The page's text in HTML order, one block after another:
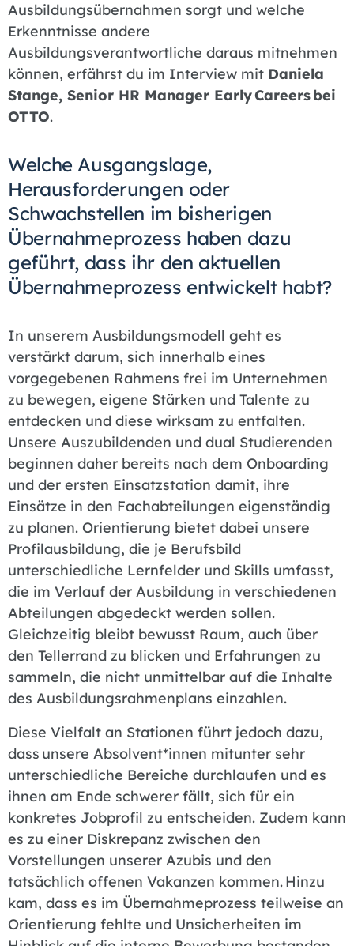
Ausbildungsübernahmen sorgt und welche
Erkenntnisse andere
Ausbildungsverantwortliche daraus mitnehmen
können, erfährst du im Interview mit Daniela
Stange, Senior HR Manager Early Careers bei
OTTO.
Welche Ausgangslage,
Herausforderungen oder
Schwachstellen im bisherigen
Übernahmeprozess haben dazu
geführt, dass ihr den aktuellen
Übernahmeprozess entwickelt habt?
In unserem Ausbildungsmodell geht es
verstärkt darum, sich innerhalb eines
vorgegebenen Rahmens frei im Unternehmen
zu bewegen, eigene Stärken und Talente zu
entdecken und diese wirksam zu entfalten.
Unsere Auszubildenden und dual Studierenden
beginnen daher bereits nach dem Onboarding
und der ersten Einsatzstation damit, ihre
Einsätze in den Fachabteilungen eigenständig
zu planen. Orientierung bietet dabei unsere
Profilausbildung, die je Berufsbild
unterschiedliche Lernfelder und Skills umfasst,
die im Verlauf der Ausbildung in verschiedenen
Abteilungen abgedeckt werden sollen.
Gleichzeitig bleibt bewusst Raum, auch über
den Tellerrand zu blicken und Erfahrungen zu
sammeln, die nicht unmittelbar auf die Inhalte
des Ausbildungsrahmenplans einzahlen.
Diese Vielfalt an Stationen führt jedoch dazu,
dass unsere Absolvent*innen mitunter sehr
unterschiedliche Bereiche durchlaufen und es
ihnen am Ende schwerer fällt, sich für ein
konkretes Jobprofil zu entscheiden. Zudem kann
es zu einer Diskrepanz zwischen den
Vorstellungen unserer Azubis und den
tatsächlich offenen Vakanzen kommen. Hinzu
kam, dass es im Übernahmeprozess teilweise an
Orientierung fehlte und Unsicherheiten im